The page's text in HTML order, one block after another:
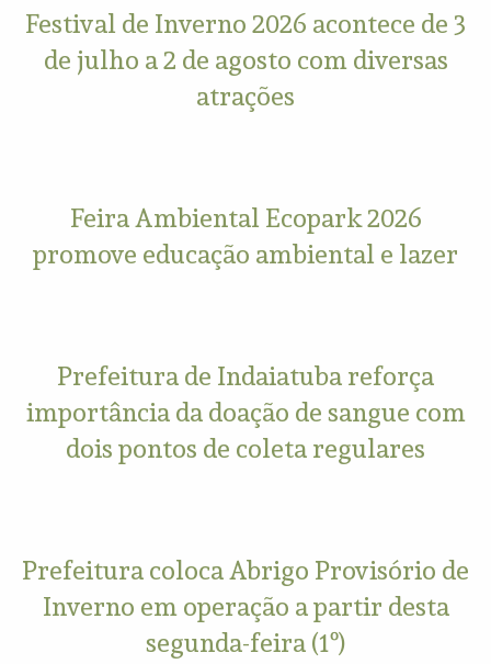
Festival de Inverno 2026 acontece de 3
de julho a 2 de agosto com diversas
atrações
Feira Ambiental Ecopark 2026
promove educação ambiental e lazer
Prefeitura de Indaiatuba reforça
importância da doação de sangue com
dois pontos de coleta regulares
Prefeitura coloca Abrigo Provisório de
Inverno em operação a partir desta
segunda-feira (1º)